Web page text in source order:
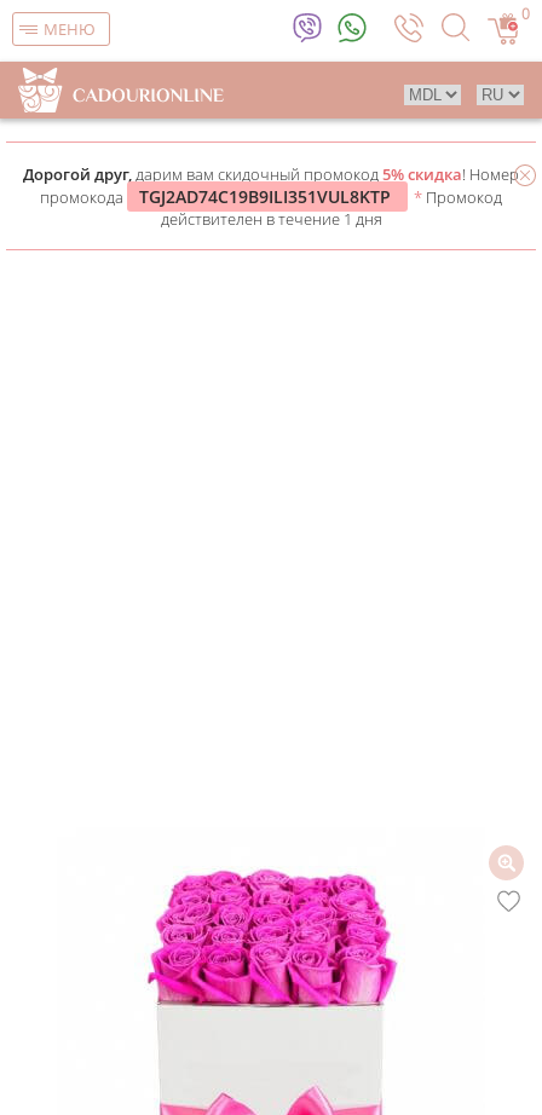
МЕНЮ
0
Дорогой друг,дарим вам скидочный промокод5% скидка! Номер
промокода
TGJ2AD74C19B9ILI351VUL8KTP * Промокод
действителен в течение 1 дня